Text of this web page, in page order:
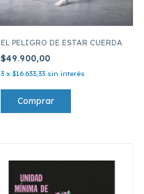
EL PELIGRO DE ESTAR CUERDA
$49.900,00
3 x $16.633,33 sin interés